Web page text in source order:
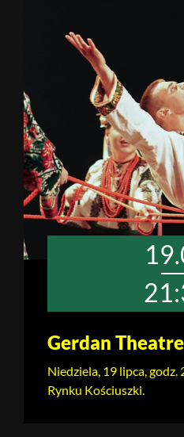
Gerdan Theatre
Niedziela, 19 lipca, godz.
Rynku Kościuszki.